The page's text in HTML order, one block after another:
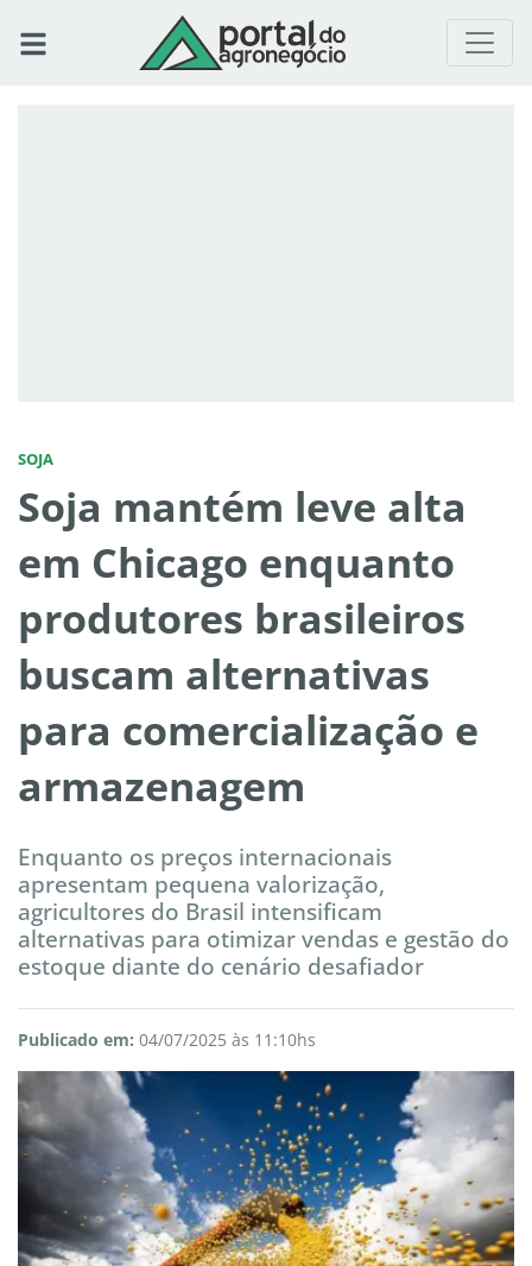
SOJA
Soja mantém leve alta
em Chicago enquanto
produtores brasileiros
buscam alternativas
para comercialização e
armazenagem
Enquanto os preços internacionais
apresentam pequena valorização,
agricultores do Brasil intensificam
alternativas para otimizar vendas e gestão do
estoque diante do cenário desafiador
Publicado em: 04/07/2025 às 11:10hs